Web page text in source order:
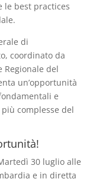
le best practices
di
coordinato da
Regionale del
un’opportunità
e
complesse del
30 luglio alle
e in diretta